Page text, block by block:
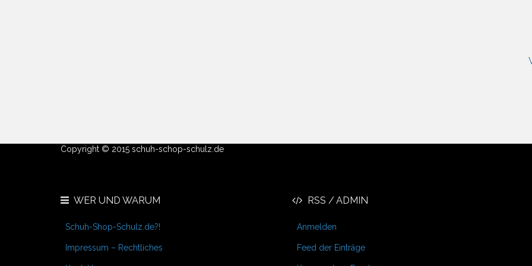
Copyright © 2015 schuh-schop-schulz.de
WER UND WARUM
Schuh-Shop-Schulz.de?!
Impressum – Rechtliches
RSS / ADMIN
Anmelden
Feed der Einträge